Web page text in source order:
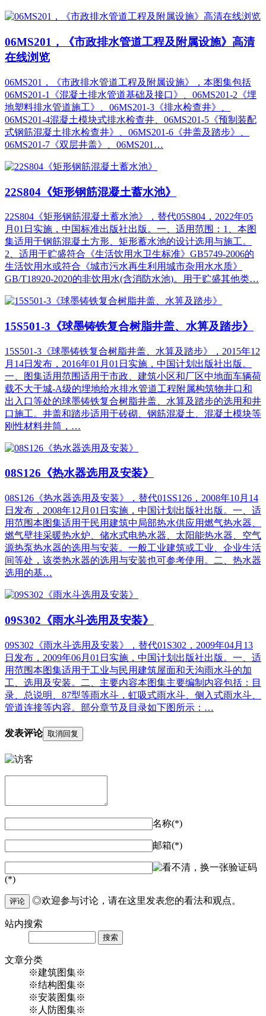
06MS201，《市政排水管道工程及附属设施》高清
在线浏览
06MS201，《市政排水管道工程及附属设施》，本图集包括
06MS201-1《混凝土排水管道基础及接口》、06MS201-2《埋
地塑料排水管道施工》、06MS201-3《排水检查井》、
06MS201-4混凝土模块式排水检查井、06MS201-5《预制装配
式钢筋混凝土排水检查井》、06MS201-6《井盖及踏步》、
06MS201-7《双层井盖》、06MS201…
22S804《矩形钢筋混凝土蓄水池》
22S804《矩形钢筋混凝土蓄水池》，替代05S804，2022年05
月01日实施，中国标准出版社出版。一、适用范围：1、本图
集适用于钢筋混凝土方形、矩形蓄水池的设计选用与施工。
2、适用于贮盛符合《生活饮用水卫生标准》GB5749-2006的
生活饮用水或符合《城市污水再生利用城市杂用水水质》
GB/T18920-2020的非饮用水(含消防水池)。用于贮盛其他类…
15S501-3《球墨铸铁复合树脂井盖、水箅及踏步》
15S501-3《球墨铸铁复合树脂井盖、水算及踏步》，2015年12
月14日发布，2016年01月01日实施，中国计划出版社出版。
一、图集适用范围适用于市政、建筑小区和厂区中地面车辆荷
载不大于城-A级的埋地给水排水管道工程附属构筑物井口和
出入口等处的球墨铸铁复合树脂井盖、水算及踏步的选用和井
口施工。井盖和踏步适用于砖砌、钢筋混凝土、混凝土模块等
刚性材料井筒，…
08S126《热水器选用及安装》
08S126《热水器选用及安装》，替代01SS126，2008年10月14
日发布，2008年12月01日实施，中国计划出版社出版。一、适
用范围本图集适用于民用建筑中局部热水供应用燃气热水器、
燃气壁挂采暖热水炉、储水式电热水器、太阳能热水器、空气
源热泵热水器的选用与安装。一般工业建筑或工业、企业生活
间等处，该类热水器的选用与安装也可参考使用。二、热水器
选用的基…
09S302《雨水斗选用及安装》
09S302《雨水斗选用及安装》，替代01S302，2009年04月13
日发布，2009年06月01日实施，中国计划出版社出版。一、适
用范围本图集适用于工业与民用建筑屋面和天沟雨水斗的加
工、选用及安装。二、主要内容本图集主要编制内容包括：目
录、总说明、87型等雨水斗，虹吸式雨水斗、侧入式雨水斗、
管道连接等内容。部分章节及目录如下图所示：…
发表评论 取消回复
名称(*)
邮箱(*)
验证码
(*)
评论 ◎欢迎参与讨论，请在这里发表您的看法和观点。
站内搜索
文章分类
※建筑图集※
※结构图集※
※安装图集※
※人防图集※